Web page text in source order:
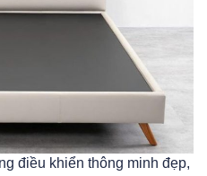
điều khiển thông minh đẹp,